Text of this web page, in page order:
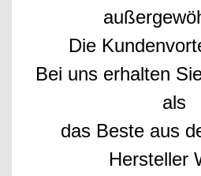
Die
Bei uns erhalten
als
das Beste aus
Hersteller